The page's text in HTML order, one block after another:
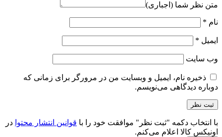
متن نظر شما (اجباری)
نام *
ایمیل *
وب‌ سایت
ذخیره نام، ایمیل و وبسایت من در مرورگر برای زمانی که
دوباره دیدگاهی می‌نویسم.
با انتخاب دکمه "ثبت نظر" موافقت خود را با قوانین انتشار محتوا در
اونیکس کالا اعلام می‌کنم.